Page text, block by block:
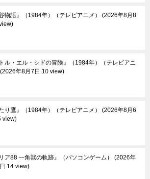
谷物語』（1984年）（テレビアニメ）
2026年8月8
トル・エル・シドの冒険』（1984年）（テレビアニ
2026年8月7日 10 view
たり鷹』（1984年）（テレビアニメ）
2026年8月6
view
リア88 一角獣の軌跡』（パソコンゲーム）
2026年
14 view